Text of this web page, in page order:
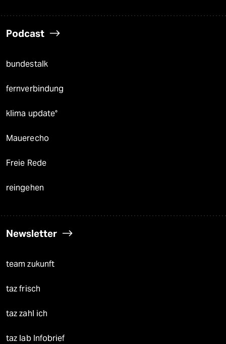
Podcast
bundestalk
fernverbindung
klima update°
Mauerecho
Freie Rede
reingehen
Newsletter
team zukunft
taz frisch
taz zahl ich
taz lab Infobrief